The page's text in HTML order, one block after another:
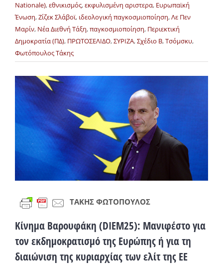
Nationale),εθνικισμός,εκφυλισμένη αριστερα, Ευρωπαϊκή
Ένωση,Ζίζεκ Σλάβοϊ, ιδεολογική παγκοσμιοποίηση,Λε Πεν
Μαρίν, Νέα Διεθνή Τάξη,παγκοσμιοποίηση, Περιεκτική
Δημοκρατία (ΠΔ), ΠΡΩΤΟΣΕΛΙΔΟ,ΣΥΡΙΖΑ,Σχέδιο Β,Τσόμσκυ,
Φωτόπουλος Τάκης
Προβολή
μεγαλύτερης
εικόνας
ΤΑΚΗΣ ΦΩΤΟΠΟΥΛΟΣ
Κίνημα Βαρουφάκη (DIEM25): Μανιφέστο για
τον εκδημοκρατισμό της Ευρώπης ή για τη
διαιώνιση της κυριαρχίας των ελίτ της ΕΕ